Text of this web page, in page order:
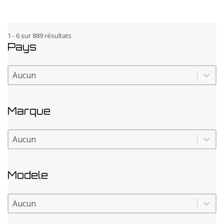
1 - 6 sur 889 résultats
Pays
Pays
Pays
Marque
Marque
Marque
Modele
Modele
Modele